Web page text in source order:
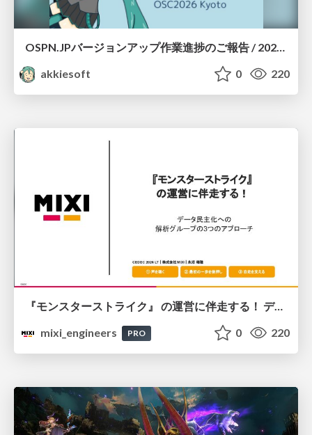
OSPN.JPバージョンアップ作業進捗のご報告 / 20260801-osc26kyoto
akkiesoft
0 220
『モンスターストライク』 の運営に伴走する！ データ民主化への 解析グループの3つのアプローチ
mixi_engineers
PRO 0 220